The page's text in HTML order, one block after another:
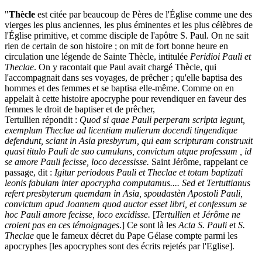
"Thècle est citée par beaucoup de Pères de l'Église comme une des
vierges les plus anciennes, les plus éminentes et les plus célèbres de
l'Église primitive, et comme disciple de l'apôtre S. Paul. On ne sait
rien de certain de son histoire ; on mit de fort bonne heure en
circulation une légende de Sainte Thècle, intitulée Peridioi Pauli et
Theclae. On y racontait que Paul avait chargé Thècle, qui
l'accompagnait dans ses voyages, de prêcher ; qu'elle baptisa des
hommes et des femmes et se baptisa elle-même. Comme on en
appelait à cette histoire apocryphe pour revendiquer en faveur des
femmes le droit de baptiser et de prêcher,
Tertullien répondit : Quod si quae Pauli perperam scripta legunt,
exemplum Theclae ad licentiam mulierum docendi tingendique
defendunt, sciant in Asia presbyrum, qui eam scripturam construxit
quasi titulo Pauli de suo cumulans, convictum atque professum , id
se amore Pauli fecisse, loco decessisse. Saint Jérôme, rappelant ce
passage, dit : Igitur periodous Pauli et Theclae et totam baptizati
leonis fabulam inter apocrypha computamus.... Sed et Tertuttianus
refert presbyterum quemdam in Asia, spoudastèn Apostoli Pauli,
convictum apud Joannem quod auctor esset libri, et confessum se
hoc Pauli amore fecisse, loco excidisse. [Tertullien et Jérôme ne
croient pas en ces témoignages.] Ce sont là les Acta S. Pauli et S.
Theclae que le fameux décret du Pape Gélase compte parmi les
apocryphes [les apocryphes sont des écrits rejetés par l'Eglise].